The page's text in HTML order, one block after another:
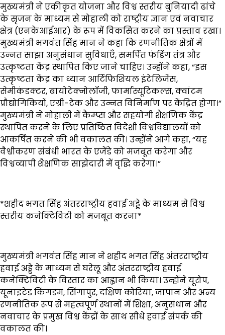
मुख्यमंत्री ने एकीकृत योजना और विश्व स्तरीय बुनियादी ढांचे
के सृजन के माध्यम से मोहाली को राष्ट्रीय ज्ञान एवं नवाचार
क्षेत्र (एनकेआईआर) के रूप में विकसित करने का प्रस्ताव रखा।
मुख्यमंत्री भगवंत सिंह मान ने कहा कि रणनीतिक क्षेत्रों में
उन्नत साझा अनुसंधान सुविधाएँ, समर्पित फंडिंग तंत्र और
उत्कृष्टता केंद्र स्थापित किए जाने चाहिए। उन्होंने कहा, “इस
उत्कृष्टता केंद्र का ध्यान आर्टिफिशियल इंटेलिजेंस,
सेमीकंडक्टर, बायोटेक्नोलॉजी, फार्मास्यूटिकल्स, क्वांटम
प्रौद्योगिकियों, एग्री-टेक और उन्नत विनिर्माण पर केंद्रित होगा।”
मुख्यमंत्री ने मोहाली में कैम्प्स और सहयोगी शैक्षणिक केंद्र
स्थापित करने के लिए प्रतिष्ठित विदेशी विश्वविद्यालयों को
आकर्षित करने की भी वकालत की। उन्होंने आगे कहा, “यह
वैश्वीकरण संबंधी भारत के एजेंडे को मजबूत करेगा और
विश्वव्यापी शैक्षणिक साझेदारी में वृद्धि करेगा।”
*शहीद भगत सिंह अंतरराष्ट्रीय हवाई अड्डे के माध्यम से विश्व
स्तरीय कनेक्टिविटी को मजबूत करना*
मुख्यमंत्री भगवंत सिंह मान ने शहीद भगत सिंह अंतरराष्ट्रीय
हवाई अड्डे के माध्यम से घरेलू और अंतरराष्ट्रीय हवाई
कनेक्टिविटी के विस्तार का आह्वान भी किया। उन्होंने यूरोप,
यूनाइटेड किंगडम, सिंगापुर, दक्षिण कोरिया, जापान और अन्य
रणनीतिक रूप से महत्वपूर्ण स्थानों में शिक्षा, अनुसंधान और
नवाचार के प्रमुख विश्व केंद्रों के साथ सीधे हवाई संपर्क की
वकालत की।